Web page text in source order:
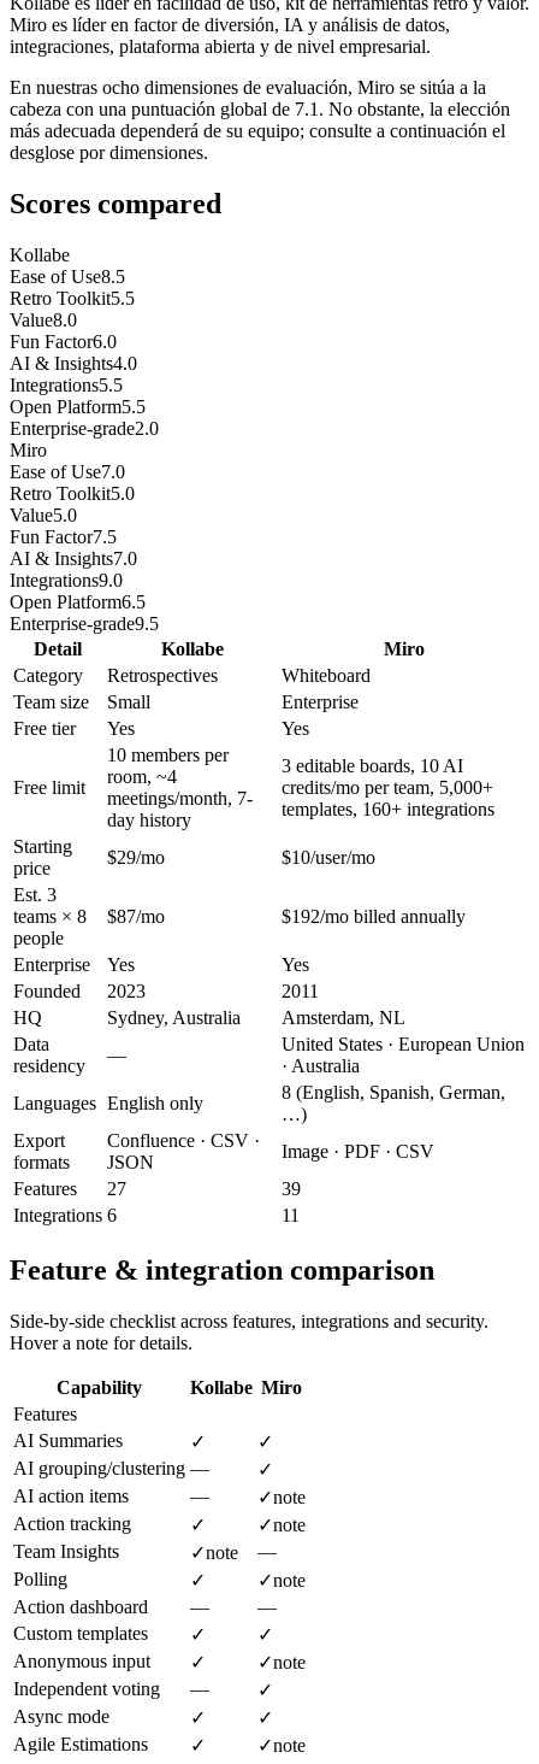
Miro es líder en factor de diversión, IA y análisis de datos,
integraciones, plataforma abierta y de nivel empresarial.
En nuestras ocho dimensiones de evaluación, Miro se sitúa a la
cabeza con una puntuación global de 7.1. No obstante, la elección
más adecuada dependerá de su equipo; consulte a continuación el
desglose por dimensiones.
Scores compared
Kollabe
Ease of Use8.5
Retro Toolkit5.5
Value8.0
Fun Factor6.0
AI & Insights4.0
Integrations5.5
Open Platform5.5
Enterprise-grade2.0
Miro
Ease of Use7.0
Retro Toolkit5.0
Value5.0
Fun Factor7.5
AI & Insights7.0
Integrations9.0
Open Platform6.5
Enterprise-grade9.5
Detail
Kollabe
Miro
Category
Retrospectives
Whiteboard
Team size
Small
Enterprise
Free tier
Yes Yes
Free limit
10 members per
room, ~4
meetings/month, 7-
day history
3 editable boards, 10 AI
credits/mo per team, 5,000+
templates, 160+ integrations
Starting
price
$29/mo
$10/user/mo
Est. 3
teams × 8
people
$87/mo $192/mo billed annually
Enterprise Yes
Yes
Founded
2023
2011
HQ
Sydney, Australia
Amsterdam, NL
Data
residency
—
United States · European Union
· Australia
Languages English only
8 (English, Spanish, German,
…)
Export
formats
Confluence · CSV ·
JSON
Image · PDF · CSV
Features
27
39
Integrations 6 11
Feature & integration comparison
Side-by-side checklist across features, integrations and security.
Hover a note for details.
Capability Kollabe Miro
Features
AI Summaries
✓
✓
AI grouping/clustering —
✓
AI action items
— ✓note
Action tracking
✓ ✓note
Team Insights
✓note
—
Polling
✓ ✓note
Action dashboard
—
—
Custom templates
✓
✓
Anonymous input
✓ ✓note
Independent voting
—
✓
Async mode
✓
✓
Agile Estimations
✓ ✓note